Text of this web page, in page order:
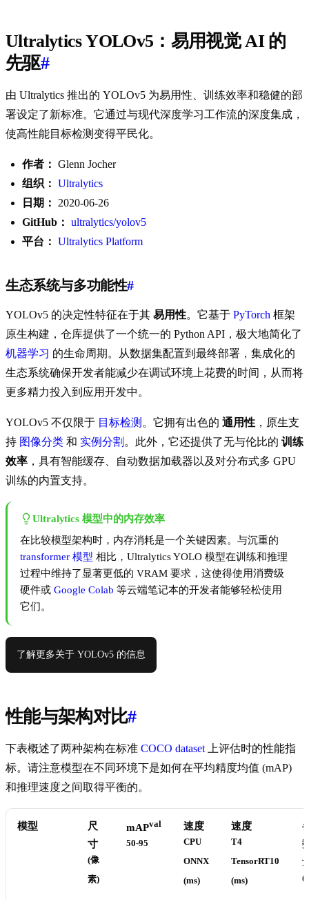
Ultralytics YOLOv5：易用视觉 AI 的
先驱#
由 Ultralytics 推出的 YOLOv5 为易用性、训练效率和稳健的部
署设定了新标准。它通过与现代深度学习工作流的深度集成，
使高性能目标检测变得平民化。
作者： Glenn Jocher
组织： Ultralytics
日期：
2020-06-26
GitHub： ultralytics/yolov5
平台： Ultralytics Platform
生态系统与多功能性#
YOLOv5 的决定性特征在于其 易用性。它基于 PyTorch 框架
原生构建，仓库提供了一个统一的 Python API，极大地简化了
机器学习 的生命周期。从数据集配置到最终部署，集成化的
生态系统确保开发者能减少在调试环境上花费的时间，从而将
更多精力投入到应用开发中。
YOLOv5 不仅限于 目标检测 。它拥有出色的 通用性 ，原生支
持 图像分类 和 实例分割 。此外，它还提供了无与伦比的 训练
效率 ，具有智能缓存、自动数据加载器以及对分布式多 GPU
训练的内置支持。
Ultralytics 模型中的内存效率
在比较模型架构时，内存消耗是一个关键因素。与沉重的
transformer 模型 相比，Ultralytics YOLO 模型在训练和推理
过程中维持了显著更低的 VRAM 要求，这使得使用消费级
硬件或 Google Colab 等云端笔记本的开发者能够轻松使用
它们。
了解更多关于 YOLOv5 的信息
性能与架构对比#
下表概述了两种架构在标准 COCO dataset 上评估时的性能指
标。请注意模型在不同环境下是如何在平均精度均值 (mAP)
和推理速度之间取得平衡的。
模型
尺
寸
(像
素)
mAPval
50-95
速度
CPU
ONNX
(ms)
速度
T4
TensorRT10
(ms)